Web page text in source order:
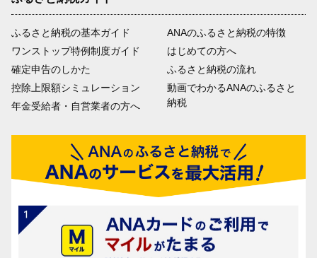
ふるさと納税の基本ガイド
ワンストップ特例制度ガイド
確定申告のしかた
控除上限額シミュレーション
年金受給者・自営業者の方へ
ANAのふるさと納税の特徴
はじめての方へ
ふるさと納税の流れ
動画でわかるANAのふるさと
納税